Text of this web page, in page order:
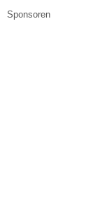
Sponsoren